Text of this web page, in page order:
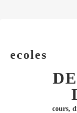
ecoles
cours,